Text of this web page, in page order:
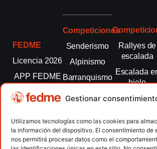
Gestionar
Utilizamos tecnologías como las cookies para
la información del dispositivo. El consentimiento de
nos permitirá procesar datos como el
FEDME
Licencia 2026
APP FEDME
Transparencia
autonómicas
Clubes
Competiciones
Senderismo
Alpinismo
Barranquismo
montaña
Escalada
Escalada
paralimpica
Rallyes de
escalada
Escalada
hielo
Esquí de
Marcha
Nórdica